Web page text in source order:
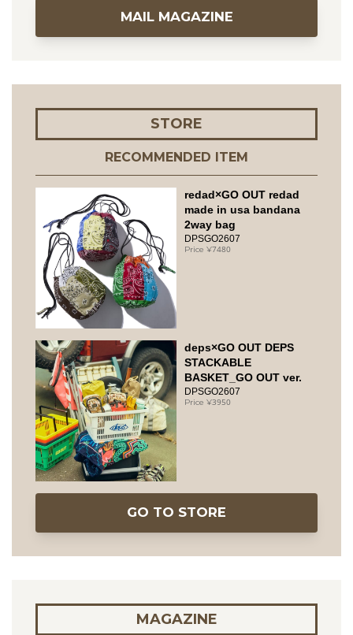
MAIL MAGAZINE
STORE
RECOMMENDED ITEM
redad×GO OUT redad
made in usa bandana
2way bag
DPSGO2607
7480
deps×GO OUT DEPS
STACKABLE
BASKET_GO OUT ver.
DPSGO2607
3950
GO TO STORE
MAGAZINE